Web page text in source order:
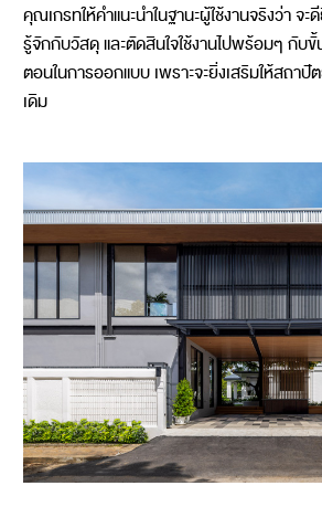
คุณเกรทให้คำแนะนำในฐานะผู้ใช้งานจริงว่า จ
รู้จักกับวัสดุ และตัดสินใจใช้งานไปพร้อมๆ กับขั้
ตอนในการออกแบบ เพราะจะยิ่งเสริมให้สถา
เดิม